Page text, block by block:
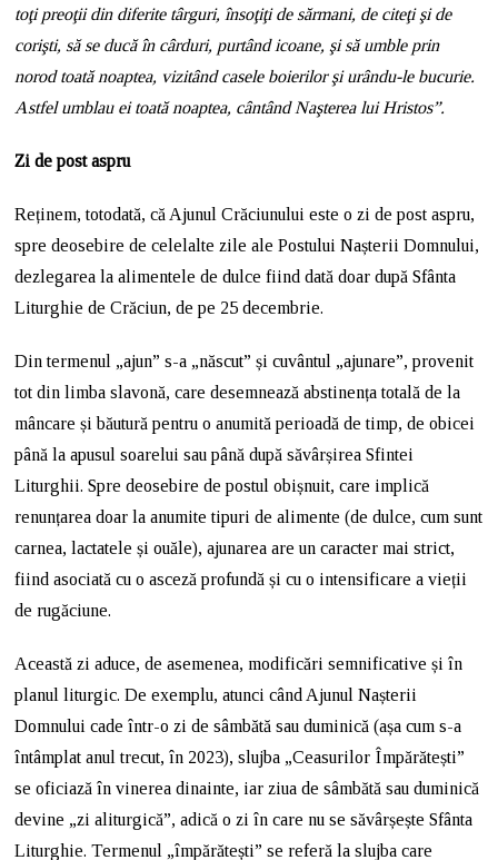
toţi preoţii din diferite târguri, însoţiţi de sărmani, de citeţi şi de
corişti, să se ducă în cârduri, purtând icoane, şi să umble prin
norod toată noaptea, vizitând casele boierilor şi urându-le bucurie.
Astfel umblau ei toată noaptea, cântând Naşterea lui Hristos”.
Zi de post aspru
Reținem, totodată, că Ajunul Crăciunului este o zi de post aspru,
spre deosebire de celelalte zile ale Postului Nașterii Domnului,
dezlegarea la alimentele de dulce fiind dată doar după Sfânta
Liturghie de Crăciun, de pe 25 decembrie.
Din termenul „ajun” s-a „născut” și cuvântul „ajunare”, provenit
tot din limba slavonă, care desemnează abstinența totală de la
mâncare și băutură pentru o anumită perioadă de timp, de obicei
până la apusul soarelui sau până după săvârșirea Sfintei
Liturghii. Spre deosebire de postul obișnuit, care implică
renunțarea doar la anumite tipuri de alimente (de dulce, cum sunt
carnea, lactatele și ouăle), ajunarea are un caracter mai strict,
fiind asociată cu o asceză profundă și cu o intensificare a vieții
de rugăciune.
Această zi aduce, de asemenea, modificări semnificative și în
planul liturgic. De exemplu, atunci când Ajunul Nașterii
Domnului cade într-o zi de sâmbătă sau duminică (așa cum s-a
întâmplat anul trecut, în 2023), slujba „Ceasurilor Împărătești”
se oficiază în vinerea dinainte, iar ziua de sâmbătă sau duminică
devine „zi aliturgică”, adică o zi în care nu se săvârșește Sfânta
Liturghie. Termenul „împărătești” se referă la slujba care